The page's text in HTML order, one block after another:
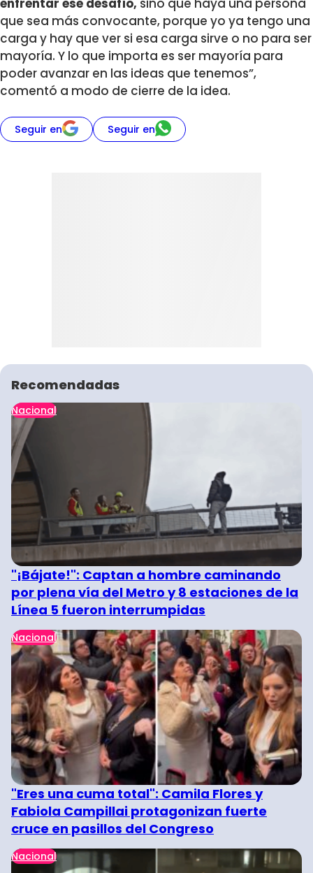
que sea más convocante, porque yo ya tengo una
carga y hay que ver si esa carga sirve o no para ser
mayoría. Y lo que importa es ser mayoría para
poder avanzar en las ideas que tenemos”,
comentó a modo de cierre de la idea.
Seguir en Seguir en
Recomendadas
Nacional
"¡Bájate!": Captan a hombre caminando
por plena vía del Metro y 8 estaciones de la
Línea 5 fueron interrumpidas
Nacional
"Eres una cuma total": Camila Flores y
Fabiola Campillai protagonizan fuerte
cruce en pasillos del Congreso
Nacional